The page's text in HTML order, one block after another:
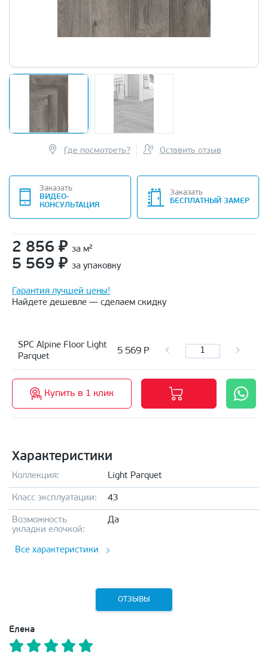
Где посмотреть? Оставить отзыв
Заказать
ВИДЕО-
КОНСУЛЬТАЦИЯ
Заказать
БЕСПЛАТНЫЙ ЗАМЕР
2 856 ₽ за м²
5 569 ₽ за упаковку
Гарантия лучшей цены!
Найдете дешевле — сделаем скидку
SPC Alpine Floor Light
Parquet
5 569 Р
Купить в 1 клик
Характеристики
Коллекция: Light Parquet
Класс эксплуатации: 43
Возможность
укладки елочкой:
Да
Все характеристики
ОТЗЫВЫ
Елена